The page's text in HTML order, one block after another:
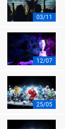
03/11
12/07
25/05